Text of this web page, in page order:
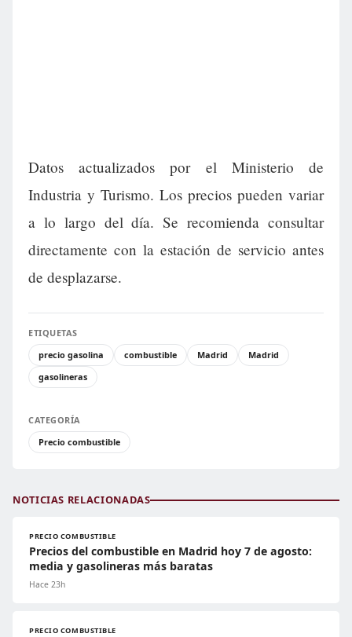
Datos actualizados por el Ministerio de
Industria y Turismo. Los precios pueden variar
a lo largo del día. Se recomienda consultar
directamente con la estación de servicio antes
de desplazarse.
ETIQUETAS
precio gasolina
combustible Madrid
Madrid
gasolineras
CATEGORÍA
Precio combustible
NOTICIAS RELACIONADAS
PRECIO COMBUSTIBLE
Precios del combustible en Madrid hoy 7 de agosto:
media y gasolineras más baratas
Hace 23h
PRECIO COMBUSTIBLE